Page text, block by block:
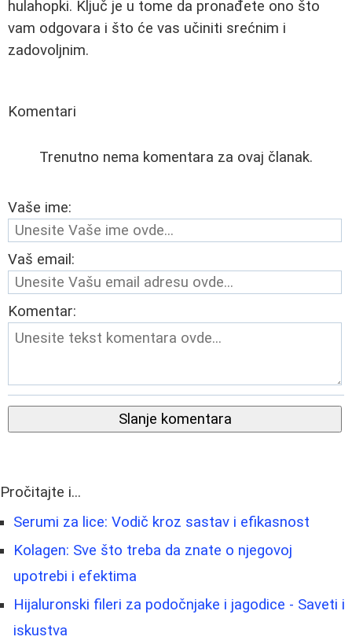
hulahopki. Ključ je u tome da pronađete ono što
vam odgovara i što će vas učiniti srećnim i
zadovoljnim.
Komentari
Trenutno nema komentara za ovaj članak.
Vaše ime:
Vaš email:
Komentar:
Slanje komentara
Pročitajte i...
Serumi za lice: Vodič kroz sastav i efikasnost
Kolagen: Sve što treba da znate o njegovoj
upotrebi i efektima
Hijaluronski fileri za podočnjake i jagodice - Saveti i
iskustva